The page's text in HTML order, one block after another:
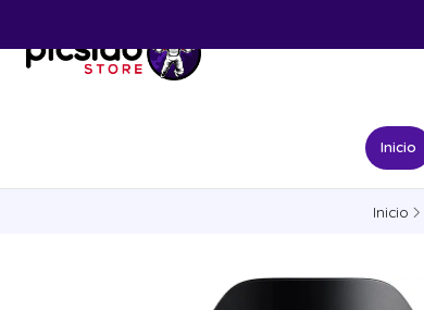
Inicio
Inicio